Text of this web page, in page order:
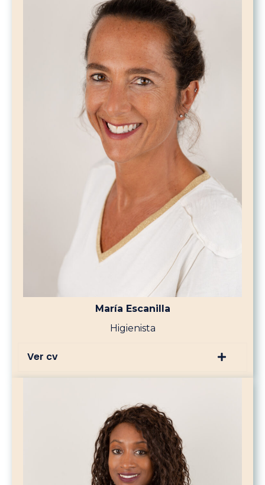
María Escanilla
Higienista
Ver cv